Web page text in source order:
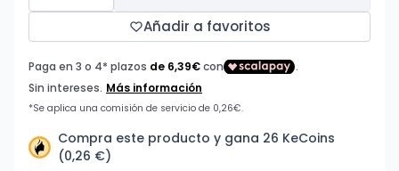
Añadir a favoritos
Compra este producto y gana 26 KeCoins
(0,26 €)